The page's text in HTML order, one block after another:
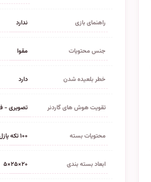
راهنمای بازی ندارد
جنس محتویات مقوا
خطر بلعیده شدن دارد
تقویت هوش های گاردنر تصویری -
محتویات بسته ۱۰۰ تکه پازل
ابعاد بسته بندی ۲۰×۲۵×۵